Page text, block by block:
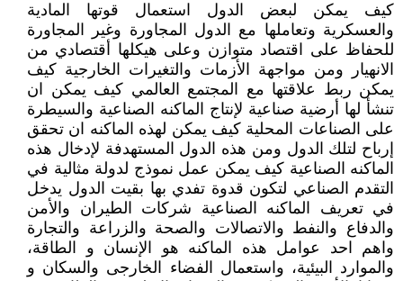
كيف يمكن لبعض الدول استعمال قوتها المادية
والعسكرية وتعاملها مع الدول المجاورة وغير المجاورة
للحفاظ على اقتصاد متوازن وعلى هيكلها أقتصادي من
الانهيار ومن مواجهة الأزمات والتغيرات الخارجية كيف
يمكن ربط علاقتها مع المجتمع العالمي كيف يمكن ان
تنشأ لها أرضية صناعية لإنتاج الماكنه الصناعية والسيطرة
على الصناعات المحلية كيف يمكن لهذه الماكنه ان تحقق
إرباح لتلك الدول ومن هذه الدول المستهدفة لإدخال هذه
الماكنه الصناعية كيف يمكن عمل نموذج لدولة مثالية في
التقدم الصناعي لتكون قدوة تفدي بها بقيت الدول يدخل
في تعريف الماكنه الصناعية شركات الطيران والأمن
والدفاع والنفط والاتصالات والصحة والزراعة والتجارة
واهم احد عوامل هذه الماكنه هو الإنسان و الطاقة،
والموارد البيئية، واستعمال الفضاء الخارجى والسكان و